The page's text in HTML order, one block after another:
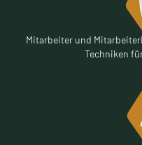
Mitarbeiter und
Techniken